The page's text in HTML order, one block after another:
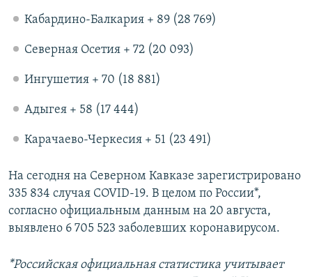
Кабардино-Балкария + 89 (28 769)
Северная Осетия + 72 (20 093)
Ингушетия + 70 (18 881)
Адыгея + 58 (17 444)
Карачаево-Черкесия + 51 (23 491)
На сегодня на Северном Кавказе зарегистрировано
335 834 случая COVID-19. В целом по России*,
согласно официальным данным на 20 августа,
выявлено 6 705 523 заболевших коронавирусом.
*Российская официальная статистика учитывает